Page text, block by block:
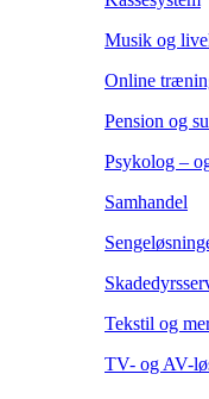
Musik og
Online
Pension og
Psykolog –
Samhandel
Tekstil og
TV- og AV-